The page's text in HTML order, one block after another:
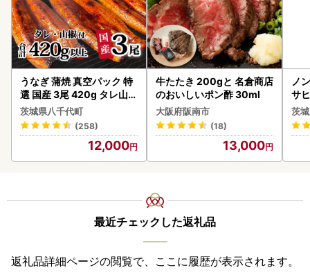
うなぎ 蒲焼 真空パック 特
選 国産 3尾 420g タレ山椒
付き うな重 ひつまぶし 訳
あり 茨城 ウナギ 鰻 個包装
人気 美味しい 小分け 八千
茨城県八千代町
(258)
12,000
牛たたき 200gと 名倉商店
のおいしいポン酢 30ml
大阪府阪南市
(18)
13,000
ノ
サ
本
守
茨
最近チェックした返礼品
返礼品詳細ページの閲覧で、ここに履歴が表示されます。